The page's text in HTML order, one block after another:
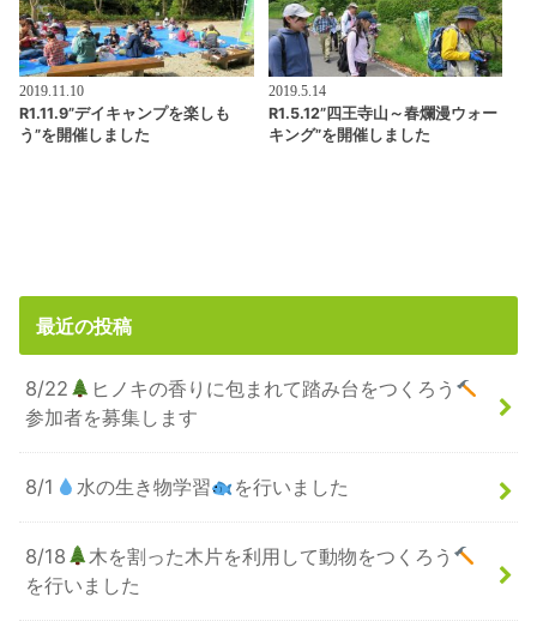
2019.11.10
R1.11.9”デイキャンプを楽しも
う”を開催しました
2019.5.14
R1.5.12”四王寺山～春爛漫ウォー
キング”を開催しました
最近の投稿
8/22
ヒノキの香りに包まれて踏み台をつくろう
参加者を募集します
8/1 水の生き物学習 を行いました
8/18
木を割った木片を利用して動物をつくろう
を行いました